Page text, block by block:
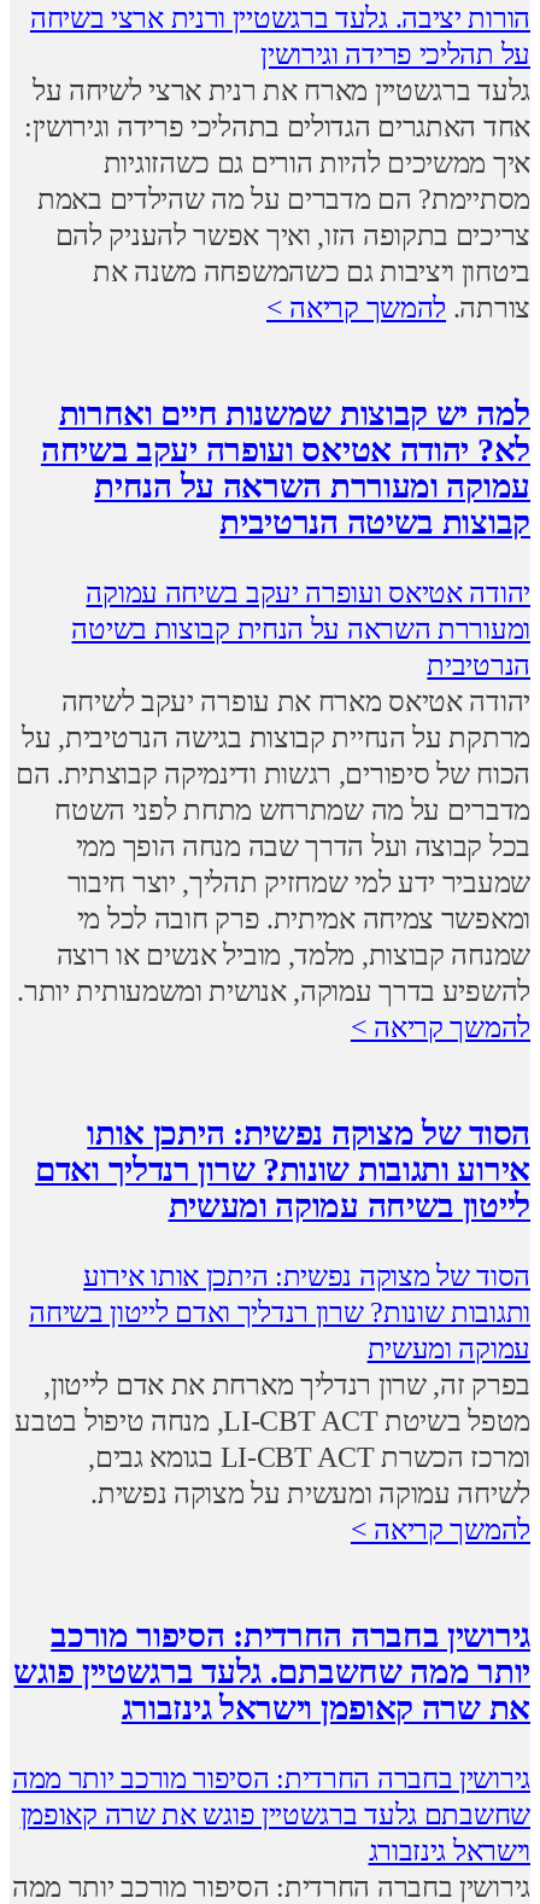
הורות יציבה. גלעד ברגשטיין ורנית ארצי בשיחה
על תהליכי פרידה וגירושין
גלעד ברגשטיין מארח את רנית ארצי לשיחה על
אחד האתגרים הגדולים בתהליכי פרידה וגירושין:
איך ממשיכים להיות הורים גם כשהזוגיות
מסתיימת? הם מדברים על מה שהילדים באמת
צריכים בתקופה הזו, ואיך אפשר להעניק להם
ביטחון ויציבות גם כשהמשפחה משנה את
צורתה. להמשך קריאה >
למה יש קבוצות שמשנות חיים ואחרות
לא? יהודה אטיאס ועופרה יעקב בשיחה
עמוקה ומעוררת השראה על הנחית
קבוצות בשיטה הנרטיבית
יהודה אטיאס ועופרה יעקב בשיחה עמוקה
ומעוררת השראה על הנחית קבוצות בשיטה
הנרטיבית
יהודה אטיאס מארח את עופרה יעקב לשיחה
מרתקת על הנחיית קבוצות בגישה הנרטיבית, על
הכוח של סיפורים, רגשות ודינמיקה קבוצתית. הם
מדברים על מה שמתרחש מתחת לפני השטח
בכל קבוצה ועל הדרך שבה מנחה הופך ממי
שמעביר ידע למי שמחזיק תהליך, יוצר חיבור
ומאפשר צמיחה אמיתית. פרק חובה לכל מי
שמנחה קבוצות, מלמד, מוביל אנשים או רוצה
להשפיע בדרך עמוקה, אנושית ומשמעותית יותר.
להמשך קריאה >
הסוד של מצוקה נפשית: היתכן אותו
אירוע ותגובות שונות? שרון רנדליך ואדם
לייטון בשיחה עמוקה ומעשית
הסוד של מצוקה נפשית: היתכן אותו אירוע
ותגובות שונות? שרון רנדליך ואדם לייטון בשיחה
עמוקה ומעשית
בפרק זה, שרון רנדליך מארחת את אדם לייטון,
מטפל בשיטת LI-CBT ACT, מנחה טיפול בטבע
ומרכז הכשרת LI-CBT ACT בגומא גבים,
לשיחה עמוקה ומעשית על מצוקה נפשית.
להמשך קריאה >
גירושין בחברה החרדית: הסיפור מורכב
יותר ממה שחשבתם. גלעד ברגשטיין פוגש
את שרה קאופמן וישראל גינזבורג
גירושין בחברה החרדית: הסיפור מורכב יותר ממה
שחשבתם גלעד ברגשטיין פוגש את שרה קאופמן
וישראל גינזבורג
גירושין בחברה החרדית: הסיפור מורכב יותר ממה